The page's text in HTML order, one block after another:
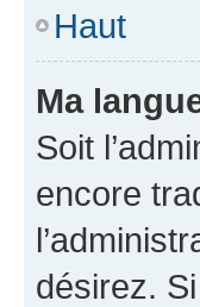
Haut
Ma
Soit
encore
désirez.